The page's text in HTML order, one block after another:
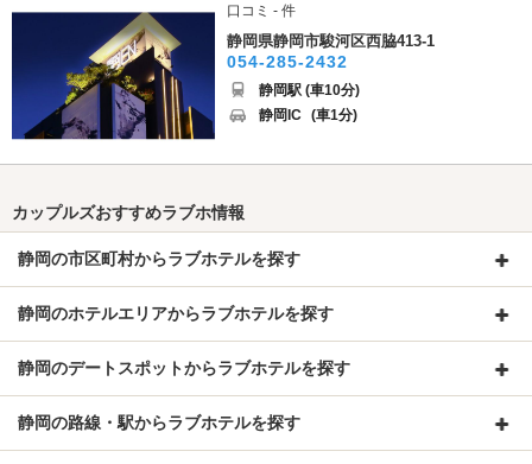
口コミ - 件
静岡県静岡市駿河区西脇413-1
054-285-2432
静岡駅 (車10分)
静岡IC (車1分)
カップルズおすすめラブホ情報
静岡の市区町村からラブホテルを探す
静岡のホテルエリアからラブホテルを探す
静岡のデートスポットからラブホテルを探す
静岡の路線・駅からラブホテルを探す